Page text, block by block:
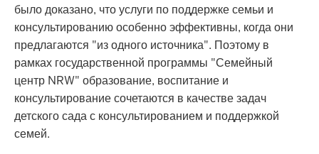
было доказано, что услуги по поддержке семьи и
консультированию особенно эффективны, когда они
предлагаются "из одного источника". Поэтому в
рамках государственной программы "Семейный
центр NRW" образование, воспитание и
консультирование сочетаются в качестве задач
детского сада с консультированием и поддержкой
семей.